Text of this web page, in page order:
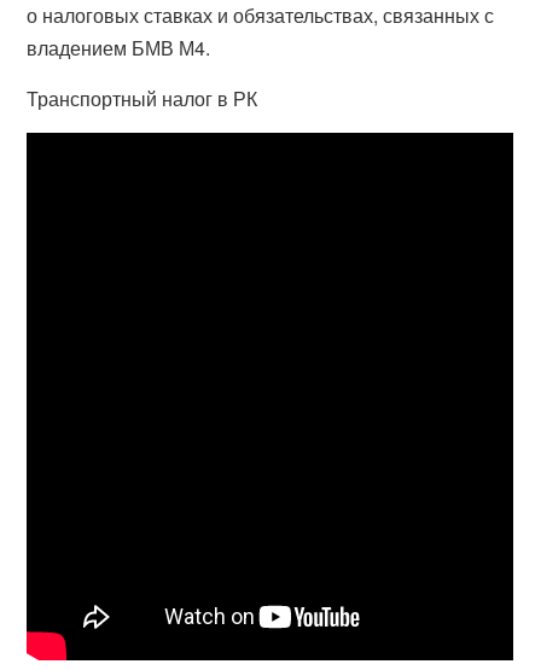
о налоговых ставках и обязательствах, связанных с
владением БМВ М4.
Транспортный налог в РК